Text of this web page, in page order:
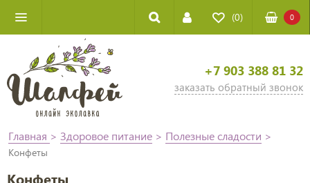
(0) 0
+7 903 388 81 32
заказать обратный звонок
Главная > Здоровое питание > Полезные сладости >
Конфеты
Конфеты